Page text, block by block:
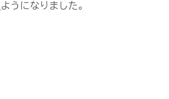
ようになりました。